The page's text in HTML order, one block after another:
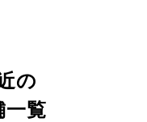
の
一覧